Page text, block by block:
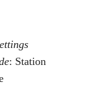
: Station